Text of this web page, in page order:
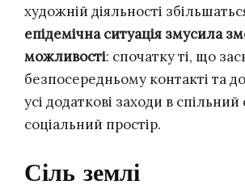
художній діяльності
епідемічна ситуація змусила
можливості: спочатку ті, що
безпосередньому контакті та
усі додаткові заходи в
соціальний простір.
Сіль землі